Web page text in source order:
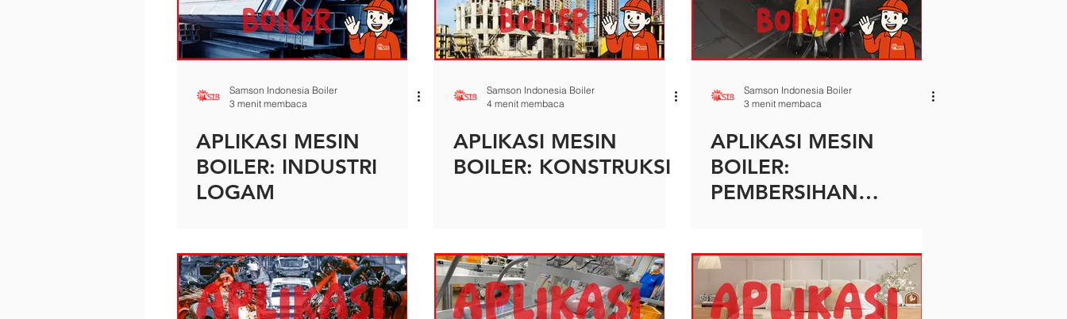
Samson Indonesia Boiler
3 menit membaca
APLIKASI MESIN
BOILER: INDUSTRI
LOGAM
Samson Indonesia Boiler
4 menit membaca
APLIKASI MESIN
BOILER: KONSTRUKSI
Samson Indonesia Boiler
3 menit membaca
APLIKASI MESIN
BOILER:
PEMBERSIHAN